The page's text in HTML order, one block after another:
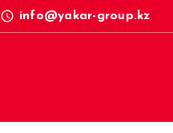
access_time info@yakar-group.kz